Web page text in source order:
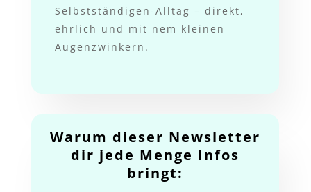
Selbstständigen-Alltag – direkt,
ehrlich und mit nem kleinen
Augenzwinkern.
Warum dieser Newsletter
dir jede Menge Infos
bringt: